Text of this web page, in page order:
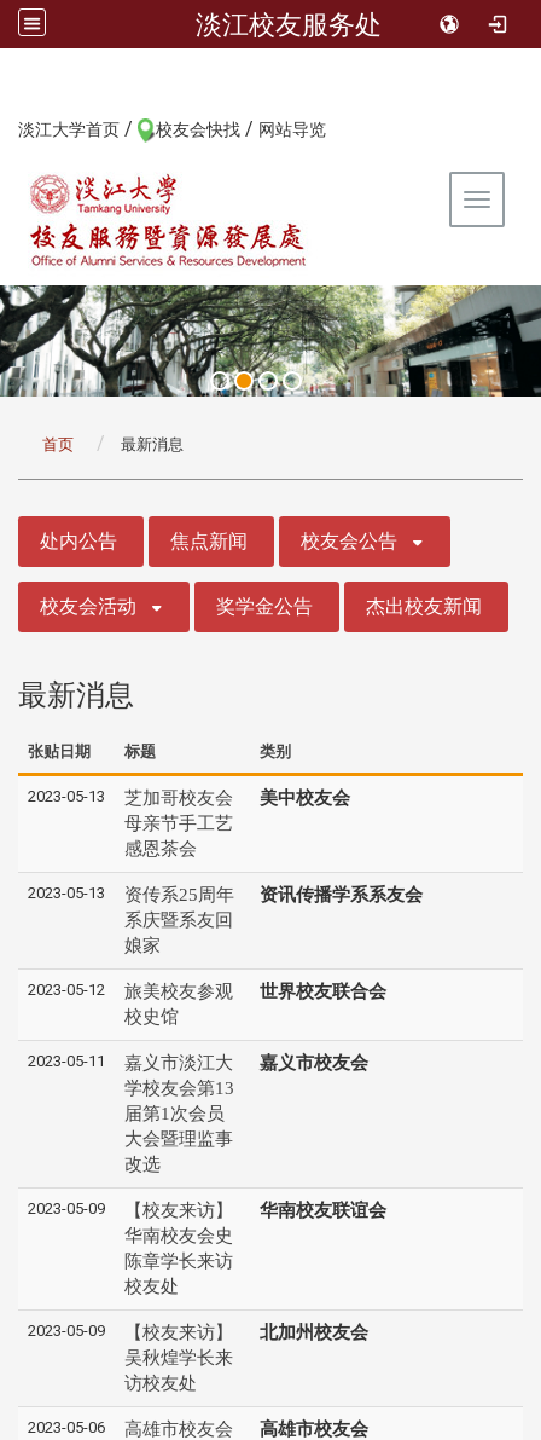
淡江校友服务处
淡江大学首页 / 校友会快找 / 网站导览
Toggle
首页 最新消息
处内公告 焦点新闻 校友会公告
校友会活动 奖学金公告 杰出校友新闻
最新消息
张贴日期 标题 类别
2023-05-13
芝加哥校友会
母亲节手工艺
感恩茶会
美中校友会
2023-05-13
资传系25周年
系庆暨系友回
娘家
资讯传播学系系友会
2023-05-12
旅美校友参观
校史馆
世界校友联合会
2023-05-11
嘉义市淡江大
学校友会第13
届第1次会员
大会暨理监事
改选
嘉义市校友会
2023-05-09
【校友来访】
华南校友会史
陈章学长来访
校友处
华南校友联谊会
2023-05-09
【校友来访】
吴秋煌学长来
访校友处
北加州校友会
2023-05-06
高雄市校友会
高雄市校友会